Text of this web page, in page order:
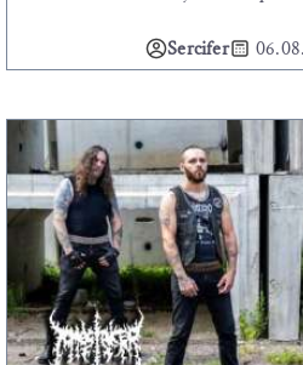
Sercifer